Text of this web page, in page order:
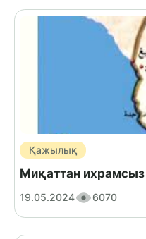
Қажылық
Миқаттан
19.05.2024 6070